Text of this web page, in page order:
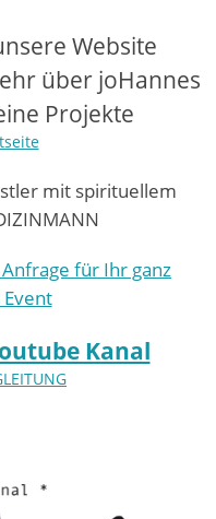
Website
über joHannes
Projekte
mit spirituellem
für Ihr ganz
Kanal